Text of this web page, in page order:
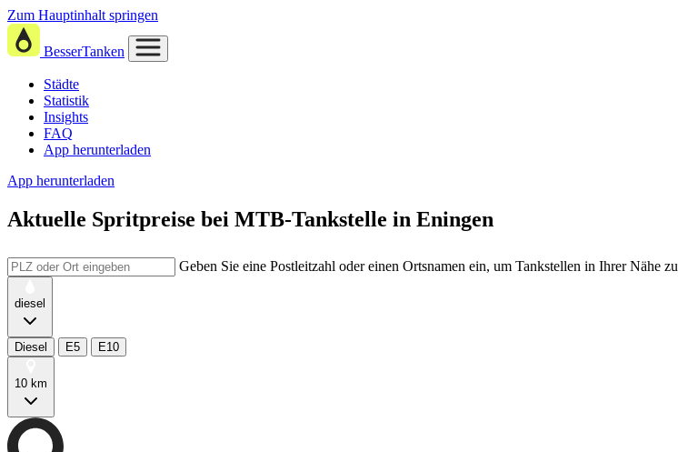
Zum Hauptinhalt springen
BesserTanken
Städte
Statistik
Insights
FAQ
App herunterladen
App herunterladen
Aktuelle Spritpreise bei MTB-Tankstelle in Eningen
Geben Sie eine Postleitzahl oder einen Ortsnamen ein, um Tankstellen in Ihrer Nähe
diesel
Diesel E5 E10
10 km